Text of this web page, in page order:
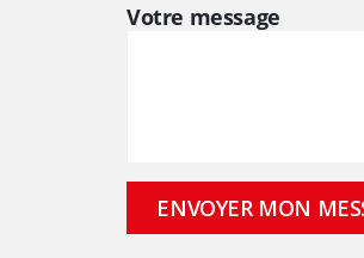
Votre message